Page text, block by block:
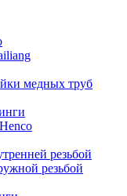
медных труб
резьбой
резьбой